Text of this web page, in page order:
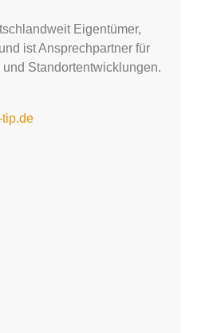
Eigentümer,
ist Ansprechpartner für
Standortentwicklungen.